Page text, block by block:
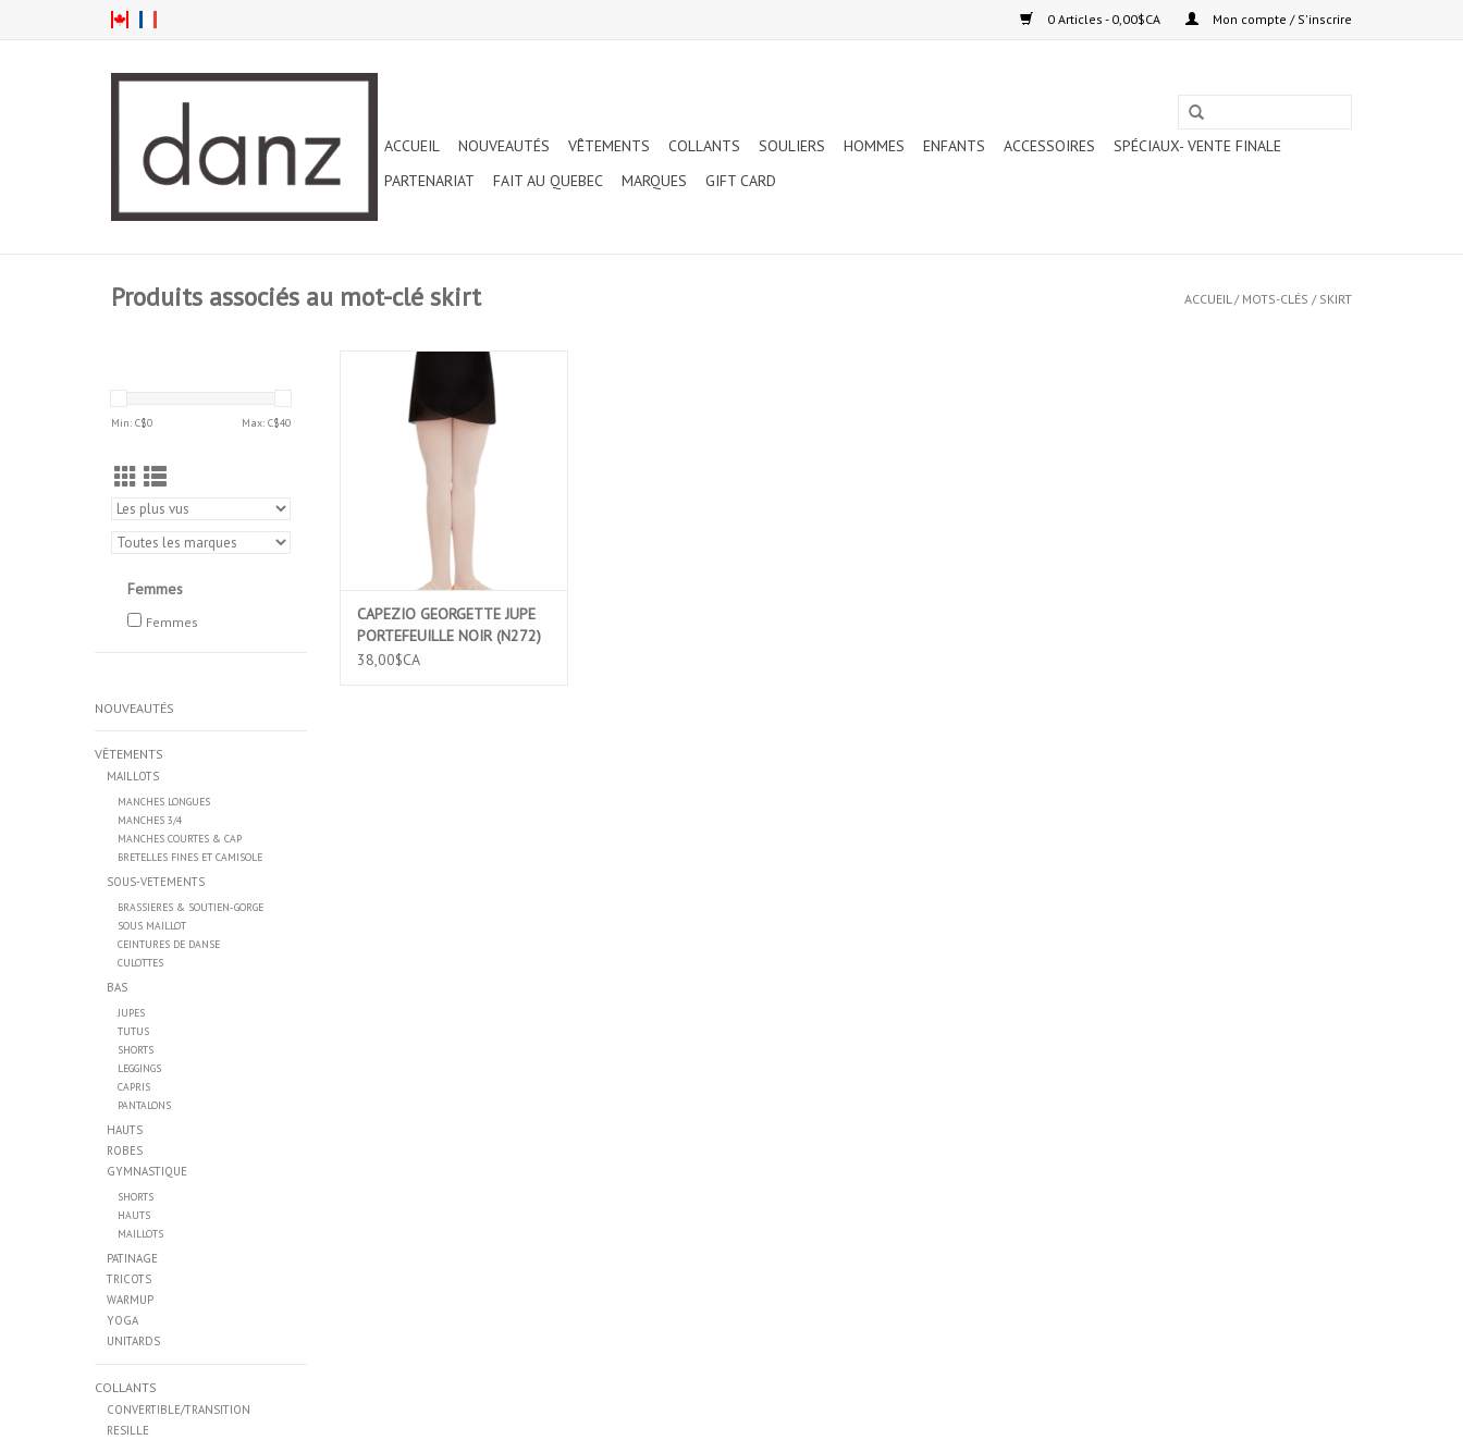
0 Articles - 0,00$CA Mon compte / S'inscrire
ACCUEIL NOUVEAUTÉS VÊTEMENTS COLLANTS SOULIERS HOMMES ENFANTS ACCESSOIRES
SPÉCIAUX- VENTE FINALE
PARTENARIAT
FAIT AU QUEBEC MARQUES GIFT CARD
Produits associés au mot-clé skirt ACCUEIL/ MOTS-CLÉS / SKIRT
Min: C$0 Max: C$40
Femmes
Femmes
NOUVEAUTÉS
VÊTEMENTS
MAILLOTS
MANCHES LONGUES
MANCHES 3/4
MANCHES COURTES & CAP
BRETELLES FINES ET CAMISOLE
SOUS-VETEMENTS
BRASSIERES & SOUTIEN-GORGE
SOUS MAILLOT
CEINTURES DE DANSE
CULOTTES
BAS
JUPES
TUTUS
SHORTS
LEGGINGS
CAPRIS
PANTALONS
HAUTS
ROBES
GYMNASTIQUE
SHORTS
HAUTS
MAILLOTS
PATINAGE
TRICOTS
WARMUP
YOGA
UNITARDS
COLLANTS
CONVERTIBLE/TRANSITION
RESILLE
CAPEZIO GEORGETTE JUPE
PORTEFEUILLE NOIR (N272)
AJOUTER AU PANIER
CAPEZIO GEORGETTE JUPE
PORTEFEUILLE NOIR (N272)
38,00$CA